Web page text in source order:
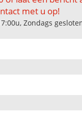
met u op!
Zondags